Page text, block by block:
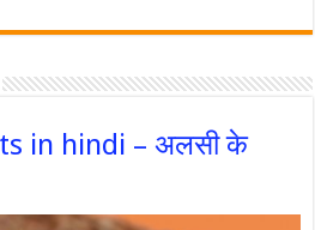
in hindi – अलसी के